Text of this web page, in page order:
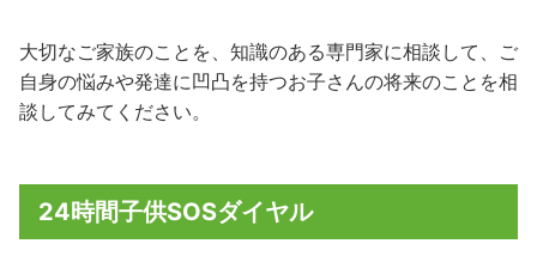
大切なご家族のことを、知識のある専門家に相談して、ご
自身の悩みや発達に凹凸を持つお子さんの将来のことを相
談してみてください。
24時間子供SOSダイヤル